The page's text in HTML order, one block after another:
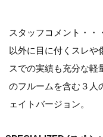
スタッフコメント・・
以外に目に付くスレや
スでの実績も充分な軽
のフルームを含む３人
ェイトバージョン。